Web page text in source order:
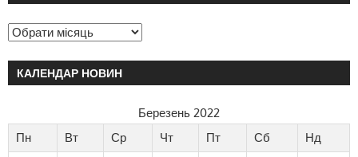
КАЛЕНДАР НОВИН
Березень 2022
Пн
Вт Ср Чт Пт Сб
Нд